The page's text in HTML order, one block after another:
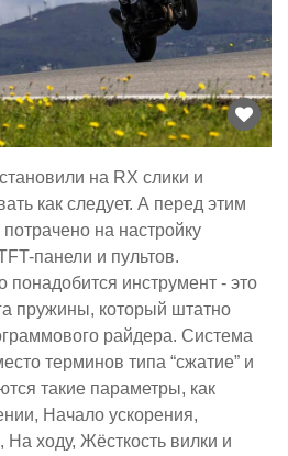
на RX слики и
как следует. А перед этим
на настройку
панели и пультов.
понадобится инструмент - это
пружины, который штатно
райдера. Система
терминов типа “сжатие” и
такие параметры, как
Начало ускорения,
ходу, Жёсткость вилки и